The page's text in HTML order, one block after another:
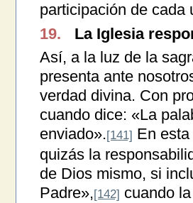
participación de cada
19.
La Iglesia
Así, a la luz de la
presenta ante
verdad divina. Con
cuando dice: «La
enviado».[141] En
quizás la
de Dios mismo, si
Padre»,[142] cuando